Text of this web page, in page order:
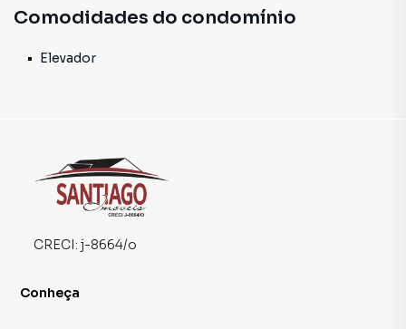
Comodidades do condomínio
Elevador
CRECI: j-8664/o
Conheça